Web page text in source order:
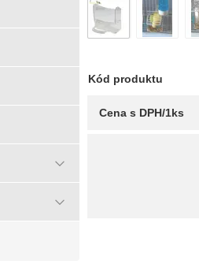
Kód produktu
Cena s DPH/1ks